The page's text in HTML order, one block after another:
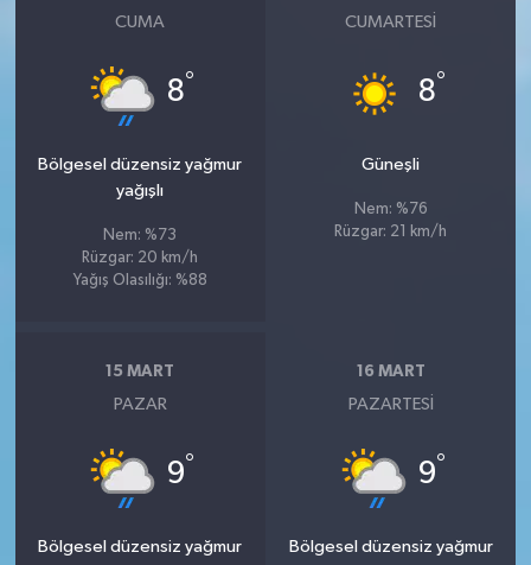
CUMA
8°
Bölgesel düzensiz yağmur
yağışlı
Nem: %73
Rüzgar: 20 km/h
Yağış Olasılığı: %88
CUMARTESI
8°
Güneşli
Nem: %76
Rüzgar: 21 km/h
15 MART
PAZAR
9°
Bölgesel düzensiz yağmur
16 MART
PAZARTESI
9°
Bölgesel düzensiz yağmur